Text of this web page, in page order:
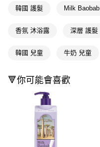
３．安心：先確認商品／服務後
【「AFTEE先享後付」結帳流程】
１．於結帳方式選擇「AFTEE先
２．訂單成立數日內，您將收到
※ 請注意：結帳手續完成當下不
後付繳納相關費用。
※ 交易是否成功請以「AFTEE
是否繳費成功／繳費後需取消欲
客戶支援中心」 https://
【注意事項】
全家取貨付款
每筆NT$65，滿NT$390(含
萊爾富取貨付款
付款後萊爾富取貨
每筆NT$65，滿NT$490(含
7-11取貨付款
韓國 護髮 Milk
香氛 沐浴露 深層 護髮
韓國 兒童 牛奶 兒童
🔻你可能會喜歡